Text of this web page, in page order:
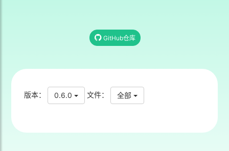
GitHub仓库
版本： 0.6.0 文件： 全部